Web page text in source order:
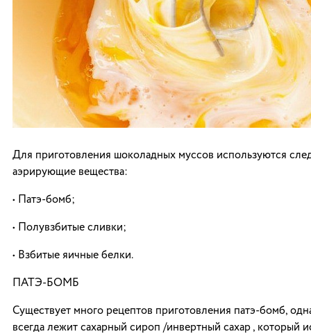
Для приготовления шоколадных муссов используются
аэрирующие вещества:
• Патэ-бомб;
• Полувзбитые сливки;
• Взбитые яичные белки.
ПАТЭ-БОМБ
Существует много рецептов приготовления патэ-бомб,
всегда лежит сахарный сироп /инвертный сахар , который